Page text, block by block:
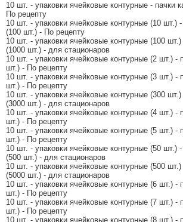
10 шт. - упаковки ячейковые контурные - пачки
По рецепту
10 шт. - упаковки ячейковые контурные (10 шт.)
(100 шт.) - По рецепту
10 шт. - упаковки ячейковые контурные (100
(1000 шт.) - для стационаров
10 шт. - упаковки ячейковые контурные (2 шт.) -
шт.) - По рецепту
10 шт. - упаковки ячейковые контурные (3 шт.) -
шт.) - По рецепту
10 шт. - упаковки ячейковые контурные (300
(3000 шт.) - для стационаров
10 шт. - упаковки ячейковые контурные (4 шт.) -
шт.) - По рецепту
10 шт. - упаковки ячейковые контурные (5 шт.) -
шт.) - По рецепту
10 шт. - упаковки ячейковые контурные (50 шт.)
(500 шт.) - для стационаров
10 шт. - упаковки ячейковые контурные (500
(5000 шт.) - для стационаров
10 шт. - упаковки ячейковые контурные (6 шт.) -
шт.) - По рецепту
10 шт. - упаковки ячейковые контурные (7 шт.) -
шт.) - По рецепту
10 шт. - упаковки ячейковые контурные (8 шт.) -